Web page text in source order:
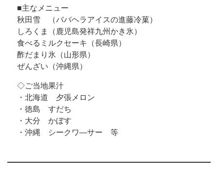
■主なメニュー
秋田雪 （ババヘラアイスの進藤冷菓）
しろくま（鹿児島発祥九州かき氷）
食べるミルクセーキ（長崎県）
酢だまり氷（山形県）
ぜんざい（沖縄県）
◇ご当地果汁
・北海道 夕張メロン
・徳島 すだち
・大分 かぼす
・沖縄 シークワ―サー 等